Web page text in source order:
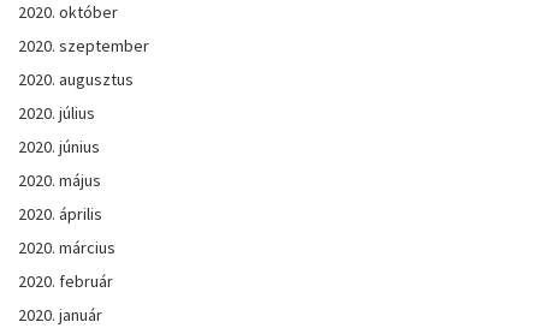
2020. október
2020. szeptember
2020. augusztus
2020. július
2020. június
2020. május
2020. április
2020. március
2020. február
2020. január